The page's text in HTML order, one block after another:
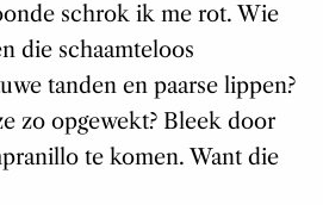
schrok ik me rot. Wie
die schaamteloos
tanden en paarse lippen?
zo opgewekt? Bleek door
te komen. Want die